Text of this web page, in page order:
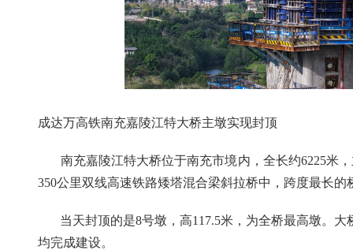
成达万高铁南充嘉陵江特大桥主墩实现封顶
南充嘉陵江特大桥位于南充市境内，全长约6225米，
350公里双线高速铁路矮塔混合梁斜拉桥中，跨度最长的
当天封顶的是8号墩，高117.5米，为全桥最高墩。大
均完成建设。